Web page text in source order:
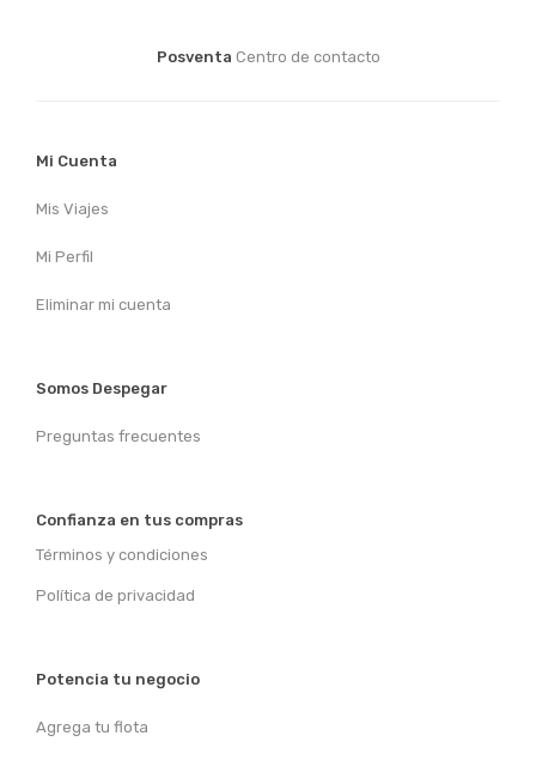
Posventa Centro de contacto
Mi Cuenta
Mis Viajes
Mi Perfil
Eliminar mi cuenta
Somos Despegar
Preguntas frecuentes
Confianza en tus compras
Términos y condiciones
Política de privacidad
Potencia tu negocio
Agrega tu flota